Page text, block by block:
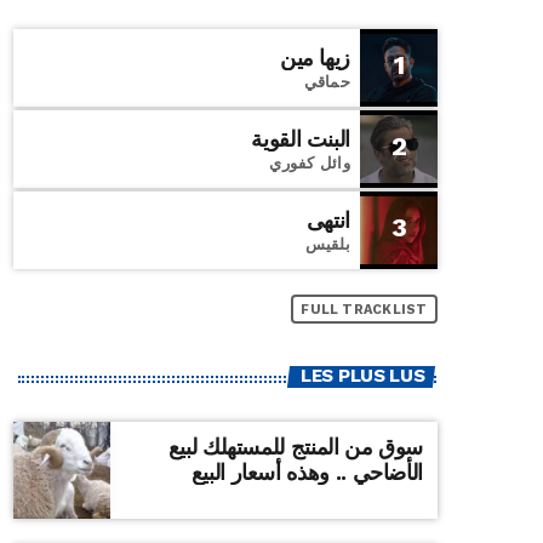
1 زيها مين
حماقي
2 البنت القوية
وائل كفوري
3 انتهى
بلقيس
FULL TRACKLIST
LES PLUS LUS
سوق من المنتج للمستهلك لبيع
الأضاحي .. وهذه أسعار البيع